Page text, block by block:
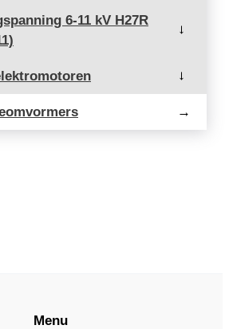
6-11 kV H27R
→
→
→
Menu